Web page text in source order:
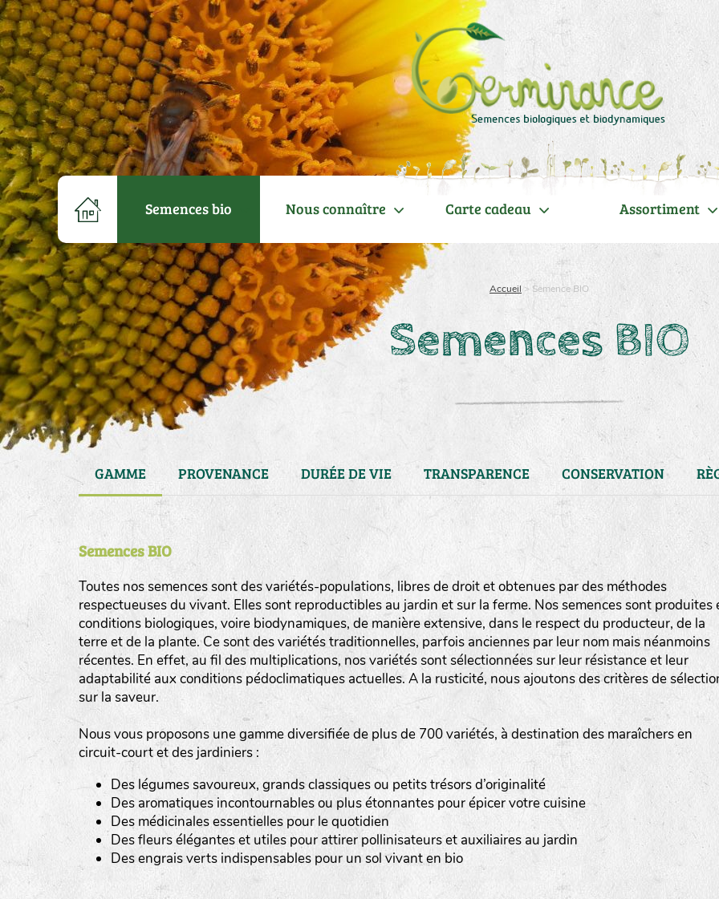
Semences bio Nous connaître Carte cadeau Assortiment
Accueil > Semence BIO
Semences BIO
GAMME PROVENANCE DURÉE DE VIE TRANSPARENCE CONSERVATION
Semences BIO
Toutes nos semences sont des variétés-populations, libres de droit et obtenues par des méthodes
respectueuses du vivant. Elles sont reproductibles au jardin et sur la ferme. Nos semences sont produites
conditions biologiques, voire biodynamiques, de manière extensive, dans le respect du producteur, de la
terre et de la plante. Ce sont des variétés traditionnelles, parfois anciennes par leur nom mais néanmoins
récentes. En effet, au fil des multiplications, nos variétés sont sélectionnées sur leur résistance et leur
adaptabilité aux conditions pédoclimatiques actuelles. A la rusticité, nous ajoutons des critères de
sur la saveur.
Nous vous proposons une gamme diversifiée de plus de 700 variétés, à destination des maraîchers en
circuit-court et des jardiniers :
Des légumes savoureux, grands classiques ou petits trésors d’originalité
Des aromatiques incontournables ou plus étonnantes pour épicer votre cuisine
Des médicinales essentielles pour le quotidien
Des fleurs élégantes et utiles pour attirer pollinisateurs et auxiliaires au jardin
Des engrais verts indispensables pour un sol vivant en bio
LA RÉFÉRENCE :F BEL20BPA1A (en haut à
F : Fleurs.
Les autres catégories étant :
E
: Engrais vert
L: Légumes
A: Aromatiques
BEL : Code de la variété
(Ici Belle de nuit)
20 : Année de récolte
(ici 2020)
haies
zone sauvage
mare
tas de compost
fleurs
animaux domestiques
animaux sauvages
biodiversité cultivée